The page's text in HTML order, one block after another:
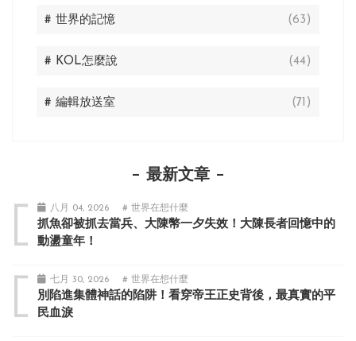
# 世界的記憶 (63)
# KOL怎麼說 (44)
# 編輯放送室 (71)
最新文章
八月 04, 2026 # 世界在想什麼
抓魚卻被抓去當兵、大陳幣一夕失效！大陳長者回憶中的
動盪童年！
七月 30, 2026 # 世界在想什麼
別陷進集體神話的陷阱！看穿帝王正史背後，最真實的平
民血淚